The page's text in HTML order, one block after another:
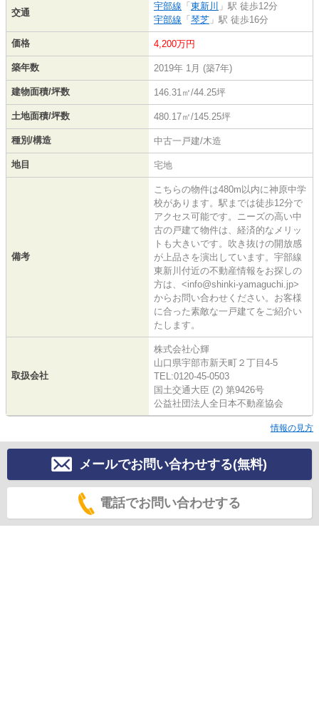
交通
宇部線 「 東新川 」駅 徒歩12分
宇部線 「 琴芝 」駅 徒歩16分
価格 4,200万円
築年数 2019年 1月 (築7年)
建物面積/坪数 146.31㎡/44.25坪
土地面積/坪数 480.17㎡/145.25坪
種別/構造 中古一戸建/木造
地目 宅地
備考
こちらの物件は480m以内に神原中学
校があります。駅までは徒歩12分で
アクセス可能です。ニーズの高い中
古の戸建て物件は、経済的なメリッ
トも大きいです。吹き抜けの開放感
が上品さを演出しています。宇部線
東新川付近の不動産情報をお探しの
方は、<info@shinki-yamaguchi.jp>
からお問い合わせください。お客様
に合った素敵な一戸建てをご紹介い
たします。
取扱会社
株式会社心輝
山口県宇部市新天町２丁目4-5
TEL:0120-45-0503
国土交通大臣 (2) 第9426号
公益社団法人全日本不動産協会
情報の見方
メールでお問い合わせする(無料)
電話でお問い合わせする